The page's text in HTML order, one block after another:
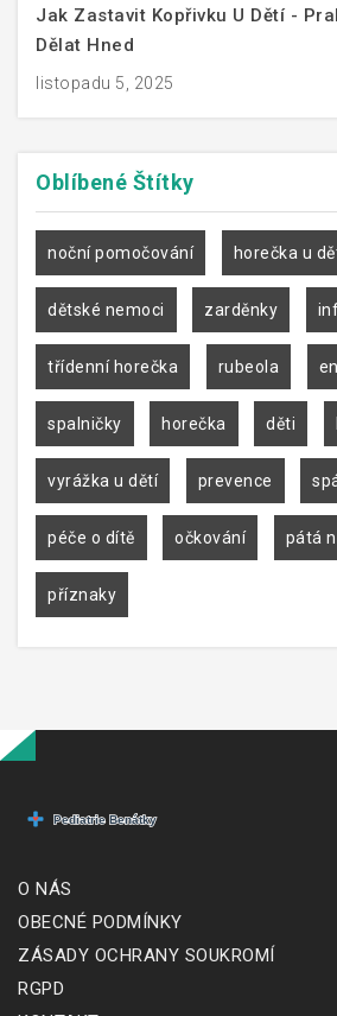
Jak Zastavit Kopřivku U Dětí -
Dělat Hned
listopadu 5, 2025
Oblíbené Štítky
noční pomočování horečka u
dětské nemoci zarděnky
třídenní horečka rubeola
spalničky horečka děti
vyrážka u dětí prevence
péče o dítě očkování pátá
příznaky
O NÁS
OBECNÉ PODMÍNKY
ZÁSADY OCHRANY SOUKROMÍ
RGPD